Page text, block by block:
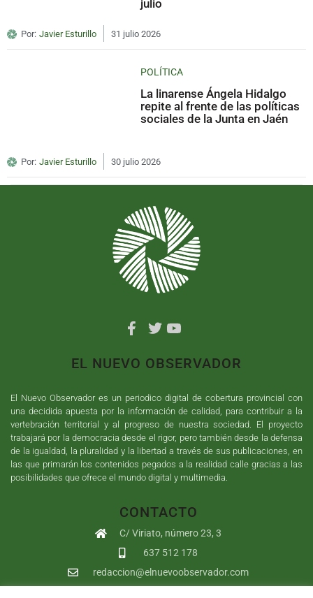
julio
Por: Javier Esturillo 31 julio 2026
POLÍTICA
La linarense Ángela Hidalgo
repite al frente de las políticas
sociales de la Junta en Jaén
Por: Javier Esturillo 30 julio 2026
EL NUEVO OBSERVADOR
El Nuevo Observador es un periodico digital de cobertura provincial con
una decidida apuesta por la información de calidad, para contribuir a la
vertebración territorial y al progreso de nuestra sociedad. El proyecto
trabajará por la democracia desde el rigor, pero también desde la defensa
de la igualdad, la pluralidad y la libertad a través de sus publicaciones, en
las que primarán los contenidos pegados a la realidad calle gracias a las
posibilidades que ofrece el mundo digital y multimedia.
CONTACTO
C/ Viriato, número 23, 3
637 512 178
redaccion@elnuevoobservador.com